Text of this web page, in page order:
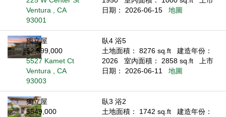
Ventura , CA
93001
日期： 2026-06-15
地圖
獨立屋
$2,599,000
5527 Kamet Ct
Ventura , CA
93003
臥4 浴5
土地面積： 8276 sq.ft
建造年份：
2026
室內面積： 2858 sq.ft
上市
日期： 2026-06-11
地圖
獨立屋
$549,000
臥3 浴2
土地面積： 1742 sq.ft
建造年份：